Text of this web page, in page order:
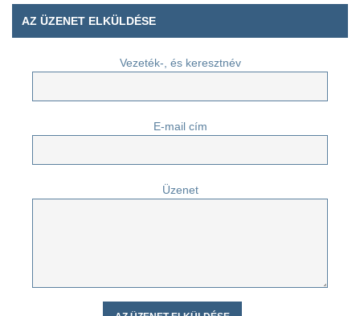
AZ ÜZENET ELKÜLDÉSE
Vezeték-, és keresztnév
E-mail cím
Üzenet